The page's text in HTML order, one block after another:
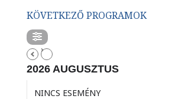
KÖVETKEZŐ PROGRAMOK
2026 AUGUSZTUS
NINCS ESEMÉNY